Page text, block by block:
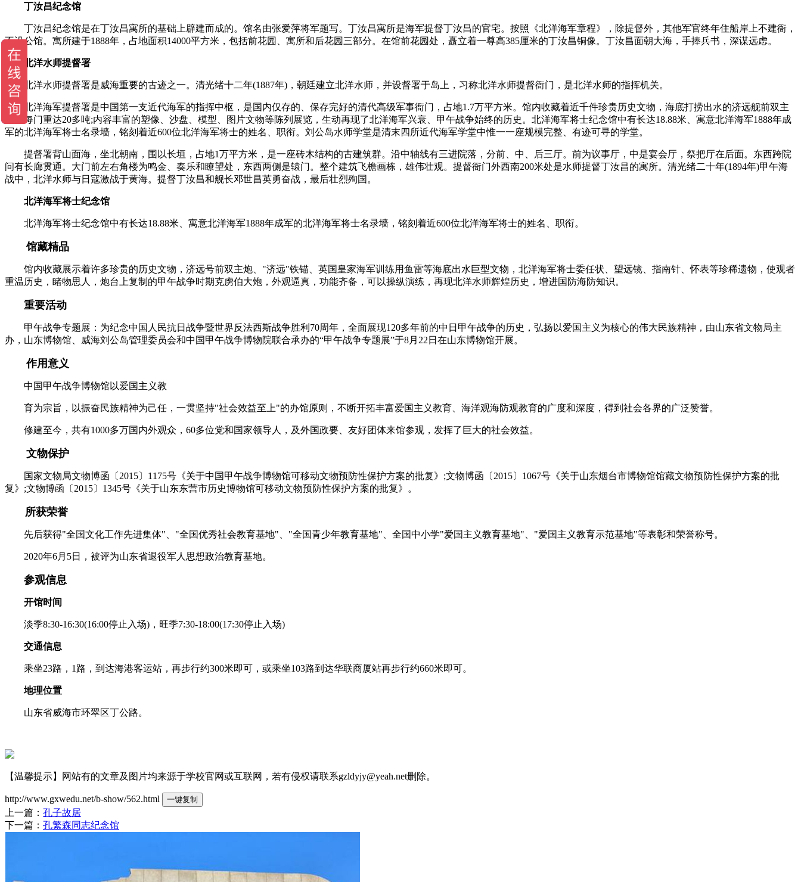
丁汝昌纪念馆
丁汝昌纪念馆是在丁汝昌寓所的基础上辟建而成的。馆名由张爱萍将军题写。丁汝昌寓所是海军提督丁汝昌的官宅。按照《北洋海军章程》，除提督外，其他军官终年住船岸上不建衙，
不设公馆。寓所建于1888年，占地面积14000平方米，包括前花园、寓所和后花园三部分。在馆前花园处，矗立着一尊高385厘米的丁汝昌铜像。丁汝昌面朝大海，手捧兵书，深谋远虑。
北洋水师提督署
北洋水师提督署是威海重要的古迹之一。清光绪十二年(1887年)，朝廷建立北洋水师，并设督署于岛上，习称北洋水师提督衙门，是北洋水师的指挥机关。
北洋海军提督署是中国第一支近代海军的指挥中枢，是国内仅存的、保存完好的清代高级军事衙门，占地1.7万平方米。馆内收藏着近千件珍贵历史文物，海底打捞出水的济远舰前双主
炮，每门重达20多吨;内容丰富的塑像、沙盘、模型、图片文物等陈列展览，生动再现了北洋海军兴衰、甲午战争始终的历史。北洋海军将士纪念馆中有长达18.88米、寓意北洋海军1888年成
军的北洋海军将士名录墙，铭刻着近600位北洋海军将士的姓名、职衔。刘公岛水师学堂是清末四所近代海军学堂中惟一一座规模完整、有迹可寻的学堂。
提督署背山面海，坐北朝南，围以长垣，占地1万平方米，是一座砖木结构的古建筑群。沿中轴线有三进院落，分前、中、后三厅。前为议事厅，中是宴会厅，祭把厅在后面。东西跨院
问有长廊贯通。大门前左右角楼为鸣金、奏乐和瞭望处，东西两侧是辕门。整个建筑飞檐画栋，雄伟壮观。提督衙门外西南200米处是水师提督丁汝昌的寓所。清光绪二十年(1894年)甲午海
战中，北洋水师与日寇激战于黄海。提督丁汝昌和舰长邓世昌英勇奋战，最后壮烈殉国。
北洋海军将士纪念馆
北洋海军将士纪念馆中有长达18.88米、寓意北洋海军1888年成军的北洋海军将士名录墙，铭刻着近600位北洋海军将士的姓名、职衔。
馆藏精品
馆内收藏展示着许多珍贵的历史文物，济远号前双主炮、"济远"铁锚、英国皇家海军训练用鱼雷等海底出水巨型文物，北洋海军将士委任状、望远镜、指南针、怀表等珍稀遗物，使观者
重温历史，睹物思人，炮台上复制的甲午战争时期克虏伯大炮，外观逼真，功能齐备，可以操纵演练，再现北洋水师辉煌历史，增进国防海防知识。
重要活动
甲午战争专题展：为纪念中国人民抗日战争暨世界反法西斯战争胜利70周年，全面展现120多年前的中日甲午战争的历史，弘扬以爱国主义为核心的伟大民族精神，由山东省文物局主
办，山东博物馆、威海刘公岛管理委员会和中国甲午战争博物院联合承办的“甲午战争专题展”于8月22日在山东博物馆开展。
作用意义
中国甲午战争博物馆以爱国主义教
育为宗旨，以振奋民族精神为己任，一贯坚持"社会效益至上"的办馆原则，不断开拓丰富爱国主义教育、海洋观海防观教育的广度和深度，得到社会各界的广泛赞誉。
修建至今，共有1000多万国内外观众，60多位党和国家领导人，及外国政要、友好团体来馆参观，发挥了巨大的社会效益。
文物保护
国家文物局文物博函〔2015〕1175号《关于中国甲午战争博物馆可移动文物预防性保护方案的批复》;文物博函〔2015〕1067号《关于山东烟台市博物馆馆藏文物预防性保护方案的批
复》;文物博函〔2015〕1345号《关于山东东营市历史博物馆可移动文物预防性保护方案的批复》。
所获荣誉
先后获得"全国文化工作先进集体"、"全国优秀社会教育基地"、"全国青少年教育基地"、全国中小学"爱国主义教育基地"、"爱国主义教育示范基地"等表彰和荣誉称号。
2020年6月5日，被评为山东省退役军人思想政治教育基地。
参观信息
开馆时间
淡季8:30-16:30(16:00停止入场)，旺季7:30-18:00(17:30停止入场)
交通信息
乘坐23路，1路，到达海港客运站，再步行约300米即可，或乘坐103路到达华联商厦站再步行约660米即可。
地理位置
山东省威海市环翠区丁公路。
【温馨提示】网站有的文章及图片均来源于学校官网或互联网，若有侵权请联系gzldyjy@yeah.net删除。
http://www.gxwedu.net/b-show/562.html 一键复制
上一篇： 孔子故居
下一篇： 孔繁森同志纪念馆